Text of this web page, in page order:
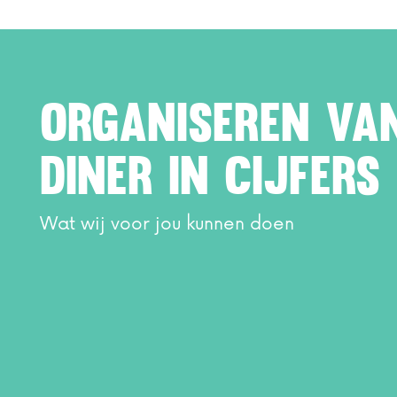
Organiseren
diner in cijfers
Wat wij voor jou kunnen doen